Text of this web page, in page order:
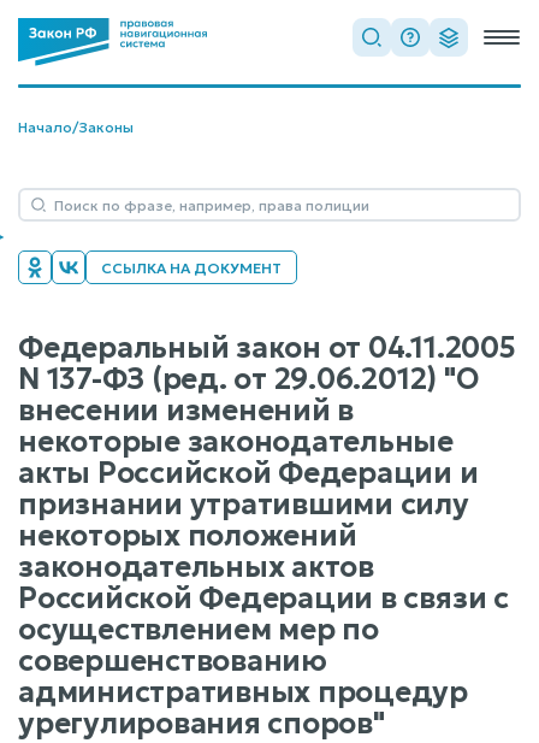
Начало/Законы
ССЫЛКА НА ДОКУМЕНТ
Федеральный закон от 04.11.2005
N 137-ФЗ (ред. от 29.06.2012) "О
внесении изменений в
некоторые законодательные
акты Российской Федерации и
признании утратившими силу
некоторых положений
законодательных актов
Российской Федерации в связи с
осуществлением мер по
совершенствованию
административных процедур
урегулирования споров"